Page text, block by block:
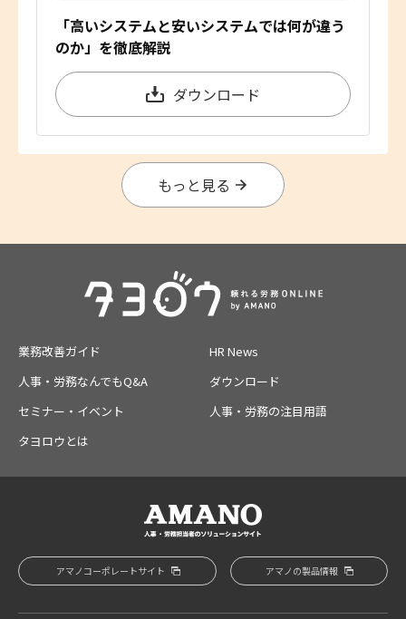
「高いシステムと安いシステムでは何が違う
のか」を徹底解説
ダウンロード
もっと見る
業務改善ガイド
HR News
人事・労務なんでもQ&A
ダウンロード
セミナー・イベント
人事・労務の注目用語
タヨロウとは
アマノコーポレートサイト アマノの製品情報